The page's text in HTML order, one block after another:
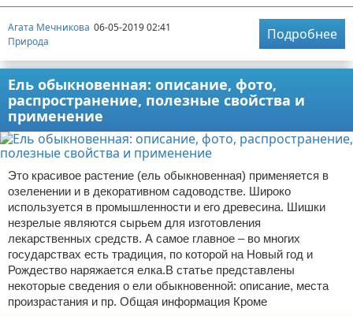
Агата Мечникова 06-05-2019 02:41
Природа
Подробнее
Ель обыкновенная: описание, фото,
распространение, полезные свойства и
применение
Это красивое растение (ель обыкновенная) применяется в
озеленении и в декоративном садоводстве. Широко
используется в промышленности и его древесина. Шишки
незрелые являются сырьем для изготовления
лекарственных средств. А самое главное – во многих
государствах есть традиция, по которой на Новый год и
Рождество наряжается елка.В статье представлены
некоторые сведения о ели обыкновенной: описание, места
произрастания и пр. Общая информация Кроме